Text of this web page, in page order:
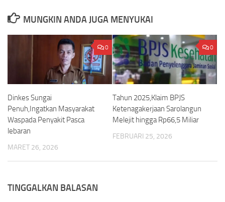
MUNGKIN ANDA JUGA MENYUKAI
0
Dinkes Sungai
Penuh,Ingatkan Masyarakat
Waspada Penyakit Pasca
lebaran
MARET 26, 2026
0
Tahun 2025,Klaim BPJS
Ketenagakerjaan Sarolangun
Melejit hingga Rp66,5 Miliar
FEBRUARI 25, 2026
TINGGALKAN BALASAN